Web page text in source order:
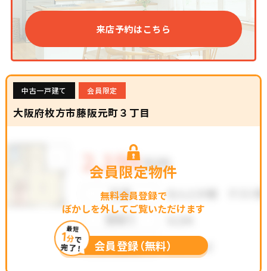
来店予約はこちら
中古一戸建て 会員限定
大阪府枚方市藤阪元町３丁目
会員限定物件
無料会員登録で
ぼかしを外してご覧いただけます
最短
1分で
完了！ 会員登録（無料）